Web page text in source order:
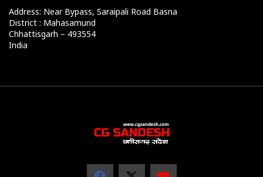
Address: Near Bypass, Saraipali Road Basna
District : Mahasamund
Chhattisgarh – 493554
India